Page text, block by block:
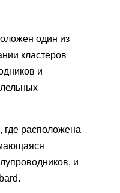
один из
кластеров
и
где расположена
и